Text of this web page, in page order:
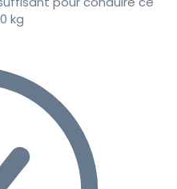
kg